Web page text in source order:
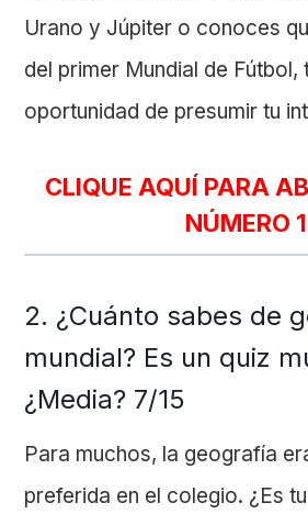
Urano y Júpiter o conoces
del primer Mundial de Fútbol,
oportunidad de presumir tu
CLIQUE AQUÍ PARA
NÚMERO 1
2. ¿Cuánto sabes de
mundial? Es un quiz
¿Media? 7/15
Para muchos, la geografía
preferida en el colegio. ¿Es